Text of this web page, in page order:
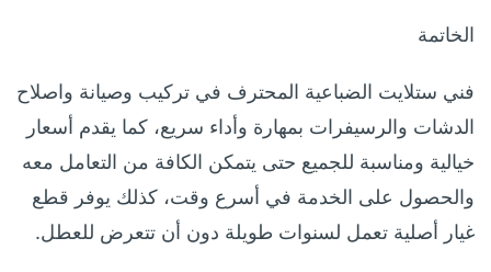
الخاتمة
فني ستلايت الضباعية المحترف في تركيب وصيانة واصلاح
الدشات والرسيفرات بمهارة وأداء سريع، كما يقدم أسعار
خيالية ومناسبة للجميع حتى يتمكن الكافة من التعامل معه
والحصول على الخدمة في أسرع وقت، كذلك يوفر قطع
غيار أصلية تعمل لسنوات طويلة دون أن تتعرض للعطل.